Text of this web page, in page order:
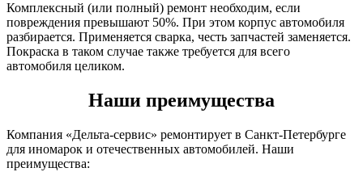
Комплексный (или полный) ремонт необходим, если
повреждения превышают 50%. При этом корпус автомобиля
разбирается. Применяется сварка, честь запчастей заменяется.
Покраска в таком случае также требуется для всего
автомобиля целиком.
Наши преимущества
Компания «Дельта-сервис» ремонтирует в Санкт-Петербурге
для иномарок и отечественных автомобилей. Наши
преимущества: